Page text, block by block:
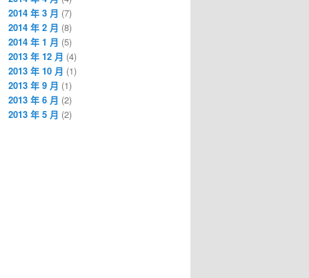
2014 年 3 月 (7)
2014 年 2 月 (8)
2014 年 1 月 (5)
2013 年 12 月 (4)
2013 年 10 月 (1)
2013 年 9 月 (1)
2013 年 6 月 (2)
2013 年 5 月 (2)